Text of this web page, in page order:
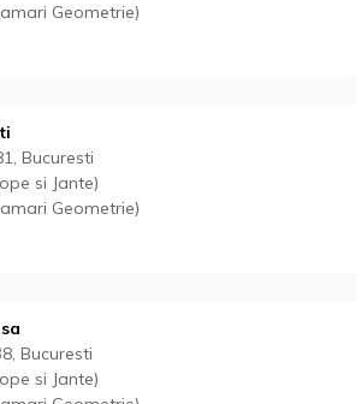
Geometrie)
Bucuresti
si Jante)
Geometrie)
Bucuresti
si Jante)